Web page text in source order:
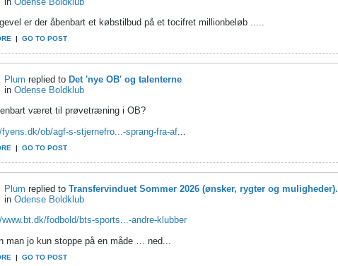
er der åbenbart et købstilbud på et tocifret millionbeløb .....
| GO TO POST
Plum replied to Det 'nye OB' og talenterne
in Odense Boldklub
været til prøvetræning i OB?
ob/agf-s-stjernefro...-sprang-fra-af
| GO TO POST
Plum replied to Transfervinduet Sommer 2026 (ønsker, rygter og muligheder).
in Odense Boldklub
fodbold/bts-sports...-andre-klubber
man jo kun stoppe på en måde … ned...
| GO TO POST